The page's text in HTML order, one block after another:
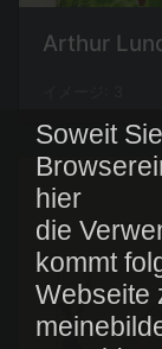
Soweit
hier
die
kommt
Webseite
Arthur